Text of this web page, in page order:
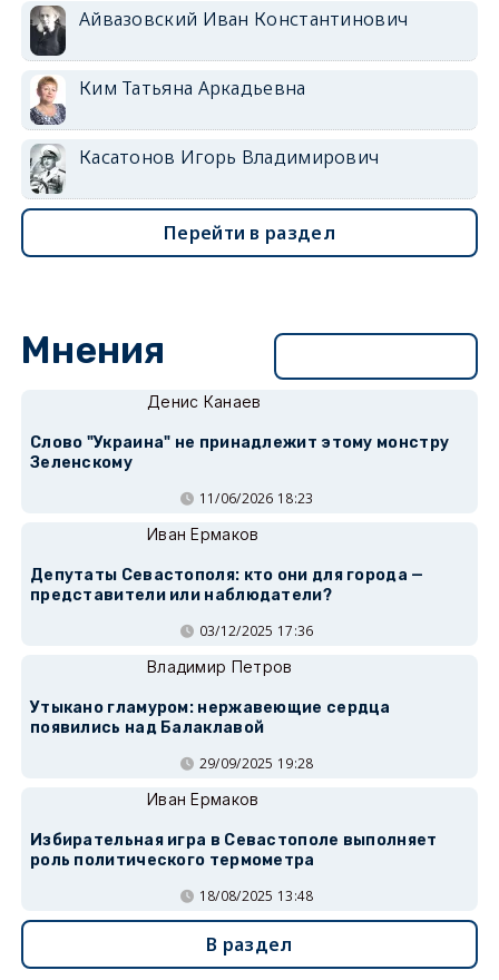
Айвазовский Иван Константинович
Ким Татьяна Аркадьевна
Касатонов Игорь Владимирович
Перейти в раздел
Мнения
Денис Канаев
Слово "Украина" не принадлежит этому монстру
Зеленскому
11/06/2026 18:23
Иван Ермаков
Депутаты Севастополя: кто они для города —
представители или наблюдатели?
03/12/2025 17:36
Владимир Петров
Утыкано гламуром: нержавеющие сердца
появились над Балаклавой
29/09/2025 19:28
Иван Ермаков
Избирательная игра в Севастополе выполняет
роль политического термометра
18/08/2025 13:48
В раздел